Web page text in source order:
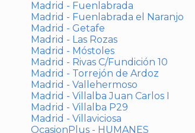
Madrid - Fuenlabrada
Madrid - Fuenlabrada el Naranjo
Madrid - Getafe
Madrid - Las Rozas
Madrid - Móstoles
Madrid - Rivas C/Fundición 10
Madrid - Torrejón de Ardoz
Madrid - Vallehermoso
Madrid - Villalba Juan Carlos I
Madrid - Villalba P29
Madrid - Villaviciosa
OcasionPlus - HUMANES